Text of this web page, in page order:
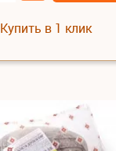
Купить в 1 клик